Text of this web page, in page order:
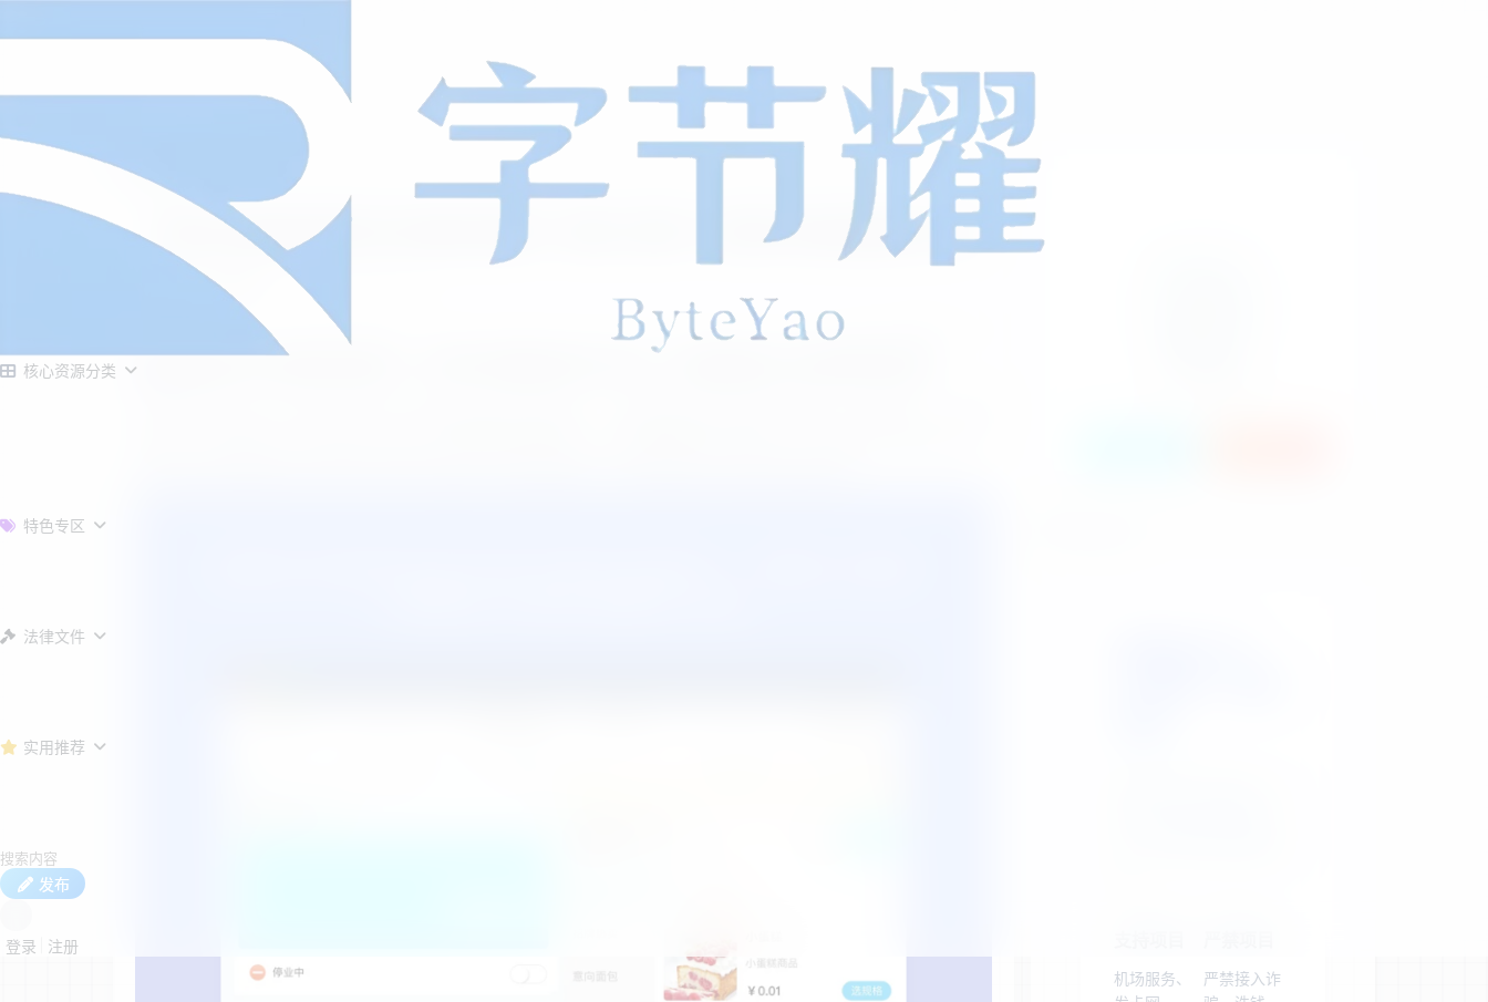
核心资源分类
特色专区
法律文件
实用推荐
发布
登录 注册
正文
免费分享意象桌面扫码点餐系统源码 - 微信小程序+H5餐饮多端运营解决方案
寒烟似雪
1月1日发布
正在检测是否收录...
意象桌面扫码点餐系统源码：免费开源餐饮解决方案，多端适配助力商家高效运营
机场服务、
严禁接入诈